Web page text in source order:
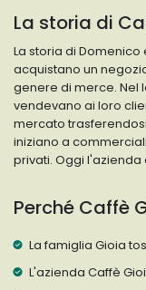
La storia di
La storia di Domenico
acquistano un
genere di merce. Nel
vendevano ai loro
mercato
iniziano a
privati. Oggi l'azienda
Perché Caffè
La famiglia Gioia
L'azienda Caffè